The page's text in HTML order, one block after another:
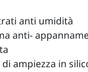
anti umidità
anti-
di ampiezza in